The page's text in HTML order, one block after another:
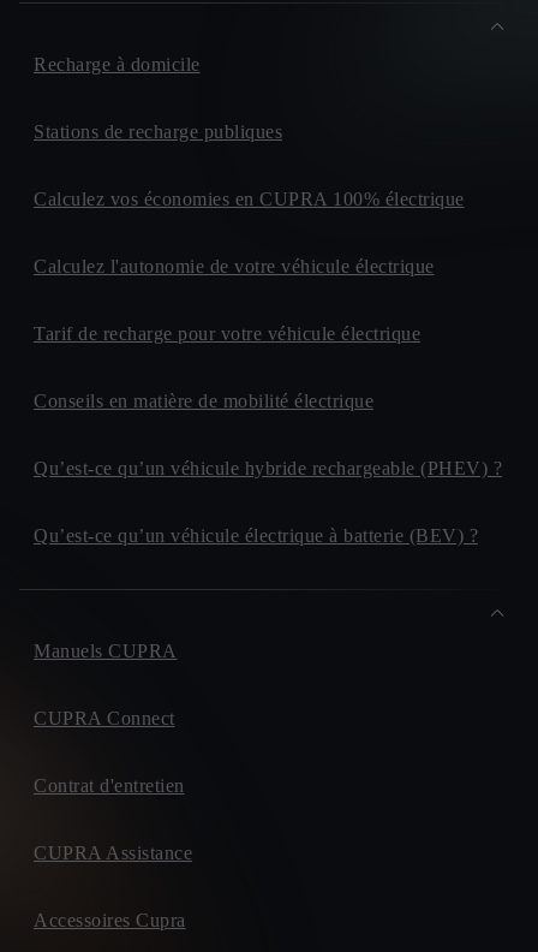
Recharge à domicile
Stations de recharge publiques
Calculez vos économies en CUPRA 100% électrique
Calculez l'autonomie de votre véhicule électrique
Tarif de recharge pour votre véhicule électrique
Conseils en matière de mobilité électrique
Qu’est-ce qu’un véhicule hybride rechargeable (PHEV) ?
Qu’est-ce qu’un véhicule électrique à batterie (BEV) ?
Manuels CUPRA
CUPRA Connect
Contrat d'entretien
CUPRA Assistance
Accessoires Cupra